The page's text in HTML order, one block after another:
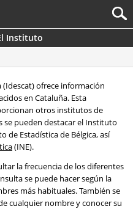
Instituto
ofrece información
en Cataluña. Esta
otros institutos de
se pueden destacar el Instituto
de Estadística de Bélgica, así
(INE).
la frecuencia de los diferentes
se puede hacer según la
más habituales. También se
cualquier nombre y conocer su